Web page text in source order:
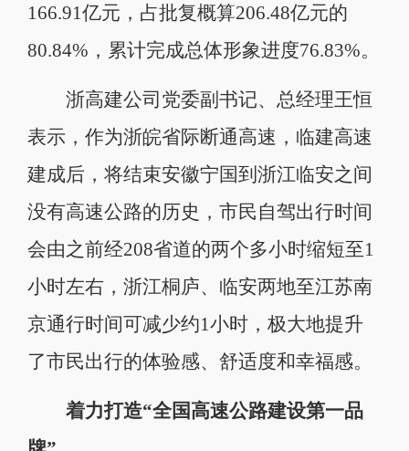
166.91亿元，占批复概算206.48亿元的
80.84%，累计完成总体形象进度76.83%。
浙高建公司党委副书记、总经理王恒
表示，作为浙皖省际断通高速，临建高速
建成后，将结束安徽宁国到浙江临安之间
没有高速公路的历史，市民自驾出行时间
会由之前经208省道的两个多小时缩短至1
小时左右，浙江桐庐、临安两地至江苏南
京通行时间可减少约1小时，极大地提升
了市民出行的体验感、舒适度和幸福感。
着力打造“全国高速公路建设第一品